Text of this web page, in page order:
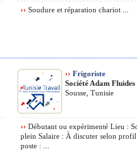
›› Soudure et réparation chariot ...
›› Frigoriste
Société Adam Fluides
Sousse, Tunisie
›› Débutant ou expérimenté Lieu :
plein Salaire : À discuter selon
poste : ...